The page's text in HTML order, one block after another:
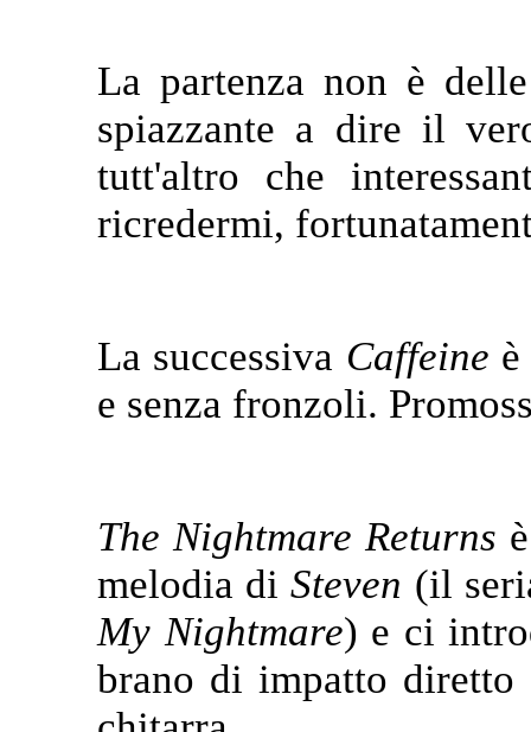
La partenza non è
spiazzante a dire il
tutt'altro che
ricredermi,
La successiva Caffeine
e senza fronzoli.
The Nightmare Returns
melodia diSteven (il
My Nightmare) e ci
brano di impatto